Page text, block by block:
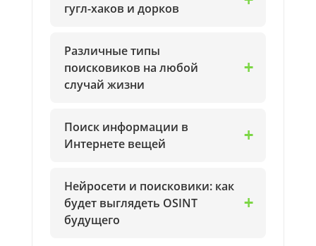
гугл-хаков и дорков
Различные типы
поисковиков на любой
случай жизни
Поиск информации в
Интернете вещей
Нейросети и поисковики: как
будет выглядеть OSINT
будущего